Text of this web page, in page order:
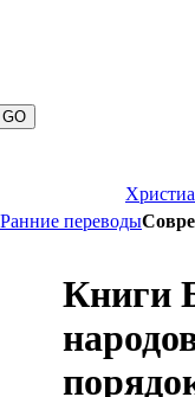
Ранние переводы
Книги